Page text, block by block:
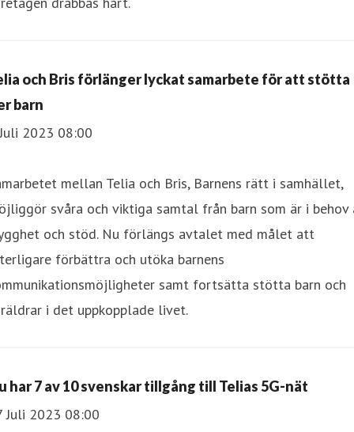
och Bris förlänger lyckat samarbete för att stötta
barn
2023 08:00
mellan Telia och Bris, Barnens rätt i samhället,
svåra och viktiga samtal från barn som är i behov
och stöd. Nu förlängs avtalet med målet att
förbättra och utöka barnens
samt fortsätta stötta barn och
i det uppkopplade livet.
har 7 av 10 svenskar tillgång till Telias 5G-nät
Juli 2023 08:00